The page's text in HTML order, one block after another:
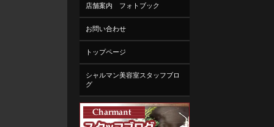
店舗案内 フォトブック
お問い合わせ
トップページ
シャルマン美容室スタッフブロ
グ